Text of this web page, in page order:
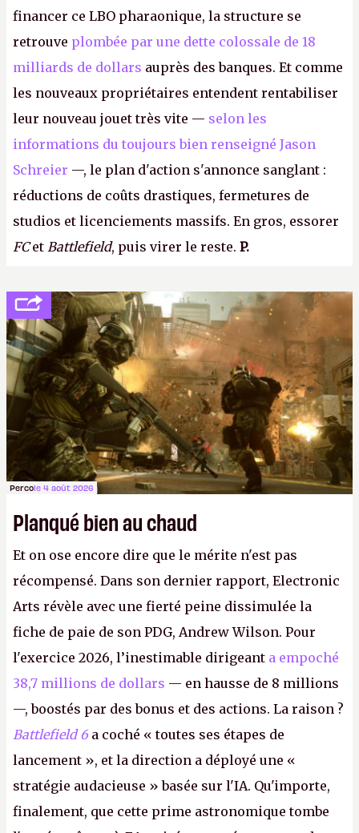
financer ce LBO pharaonique, la structure se
retrouve plombée par une dette colossale de 18
milliards de dollars auprès des banques. Et comme
les nouveaux propriétaires entendent rentabiliser
leur nouveau jouet très vite — selon les
informations du toujours bien renseigné Jason
Schreier —, le plan d'action s'annonce sanglant :
réductions de coûts drastiques, fermetures de
studios et licenciements massifs. En gros, essorer
FCet Battlefield, puis virer le reste. P.
Percole 4 août 2026
Planqué bien au chaud
Et on ose encore dire que le mérite n'est pas
récompensé. Dans son dernier rapport, Electronic
Arts révèle avec une fierté peine dissimulée la
fiche de paie de son PDG, Andrew Wilson. Pour
l'exercice 2026, l’inestimable dirigeant a empoché
38,7 millions de dollars — en hausse de 8 millions
—, boostés par des bonus et des actions. La raison ?
Battlefield 6 a coché « toutes ses étapes de
lancement », et la direction a déployé une «
stratégie audacieuse » basée sur l'IA. Qu'importe,
finalement, que cette prime astronomique tombe